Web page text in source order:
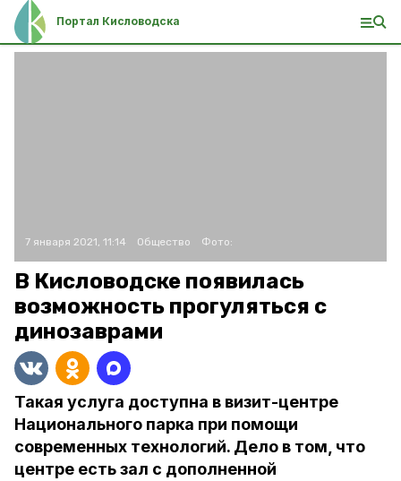
Портал Кисловодска
7 января 2021, 11:14 Общество Фото:
В Кисловодске появилась
возможность прогуляться с
динозаврами
Такая услуга доступна в визит-центре
Национального парка при помощи
современных технологий. Дело в том, что
центре есть зал с дополненной